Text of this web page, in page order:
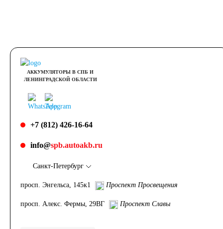
АККУМУЛЯТОРЫ В СПБ И
ЛЕНИНГРАДСКОЙ ОБЛАСТИ
+7 (812) 426-16-64
info@spb.autoakb.ru
Санкт-Петербург
просп. Энгельса, 145к1 Проспект Просвещения
просп. Алекс. Фермы, 29ВГ Проспект Славы